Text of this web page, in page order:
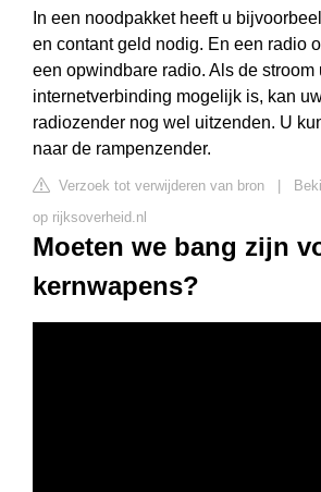
In een noodpakket heeft u
en contant geld nodig. En een radio
een opwindbare radio. Als de stroom
internetverbinding mogelijk is, kan
radiozender nog wel uitzenden. U
naar de rampenzender.
Verzoek tot verwijderen van bron
op rijksoverheid.nl
Moeten we bang zijn
kernwapens?